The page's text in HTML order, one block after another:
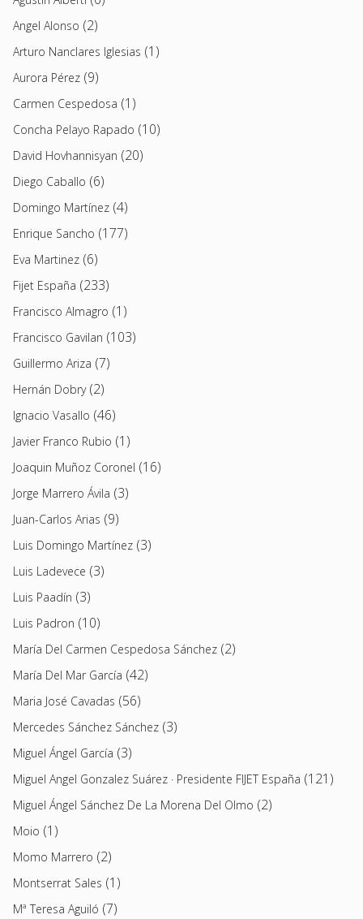
Angel Alonso (2)
Arturo Nanclares Iglesias (1)
Aurora Pérez (9)
Carmen Cespedosa (1)
Concha Pelayo Rapado (10)
David Hovhannisyan (20)
Diego Caballo (6)
Domingo Martínez (4)
Enrique Sancho (177)
Eva Martinez (6)
Fijet España (233)
Francisco Almagro (1)
Francisco Gavilan (103)
Guillermo Ariza (7)
Hernán Dobry(2)
Ignacio Vasallo (46)
Javier Franco Rubio (1)
Joaquin Muñoz Coronel (16)
Jorge Marrero Ávila (3)
Juan-Carlos Arias (9)
Luis Domingo Martínez (3)
Luis Ladevece (3)
Luis Paadín (3)
Luis Padron (10)
María Del Carmen Cespedosa Sánchez (2)
María Del Mar García (42)
Maria José Cavadas (56)
Mercedes Sánchez Sánchez (3)
Miguel Ángel García (3)
Miguel Angel Gonzalez Suárez · Presidente FIJET España (121)
Miguel Ángel Sánchez De La Morena Del Olmo (2)
Moio (1)
Momo Marrero (2)
Montserrat Sales (1)
Mª Teresa Aguiló (7)